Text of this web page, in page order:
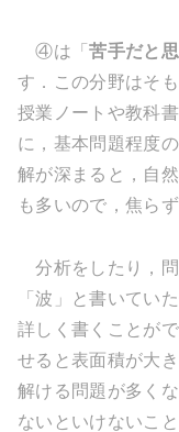
④は「苦手だと
す．この分野はそ
授業ノートや教科
に，基本問題程度
解が深まると，自
も多いので，焦ら
分析をしたり，問
「波」と書いてい
詳しく書くことが
せると表面積が大
解ける問題が多く
ないといけないこ